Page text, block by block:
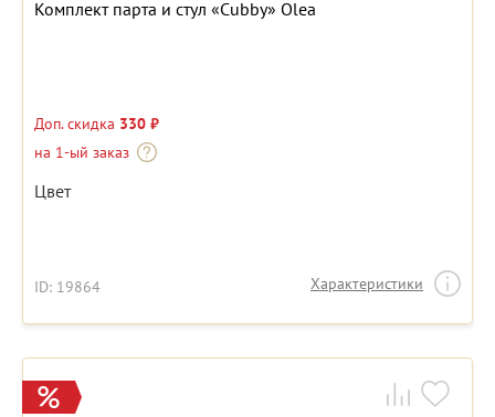
Комплект парта и стул «Cubby» Olea
Доп. скидка 330 ₽
на 1-ый заказ
Цвет
ID: 19864 Характеристики